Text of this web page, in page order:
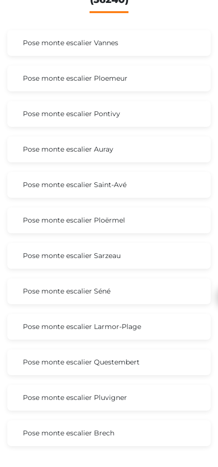
Pose monte escalier Vannes
Pose monte escalier Ploemeur
Pose monte escalier Pontivy
Pose monte escalier Auray
Pose monte escalier Saint-Avé
Pose monte escalier Ploërmel
Pose monte escalier Sarzeau
Pose monte escalier Séné
Pose monte escalier Larmor-Plage
Pose monte escalier Questembert
Pose monte escalier Pluvigner
Pose monte escalier Brech